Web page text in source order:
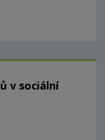
v sociální